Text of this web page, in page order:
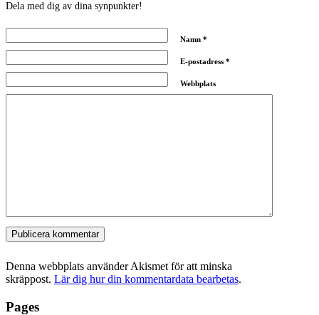
Dela med dig av dina synpunkter!
Namn *
E-postadress *
Webbplats
Denna webbplats använder Akismet för att minska
skräppost. Lär dig hur din kommentardata bearbetas.
Pages